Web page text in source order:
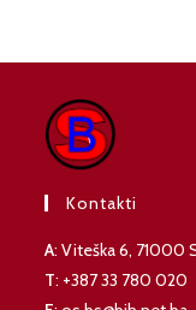
Kontakti
A: Viteška 6, 71000
T: +387 33 780 020